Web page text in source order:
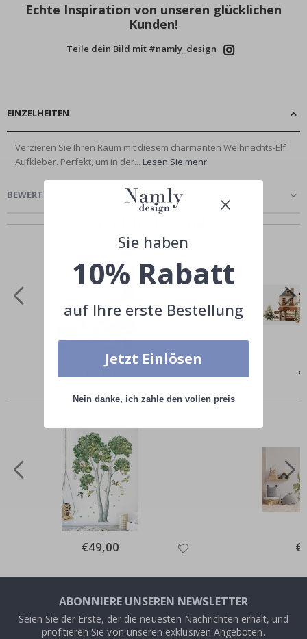
Echte Inspiration von unseren glücklichen
Kunden!
Teile dein Bild mit #namly_design
EINZELHEITEN
Verzieren Sie Ihren Raum mit diesem charmanten Weihnachts-Elf
Aufkleber. Perfekt, um in der... Lesen Sie mehr
BEWERTUNGEN
Special
Price
€3,00
Andere kauften auch
Special
Price
€49,00
ABONNIERE UNSEREN NEWSLETTER
Seien Sie der Erste, der die neuesten Nachrichten erhält, und
profitieren Sie von unseren exklusiven Angeboten.
Sie haben
10% Rabatt
auf Ihre erste Bestellung
Jetzt Einlösen
Nein danke, ich zahle den vollen preis